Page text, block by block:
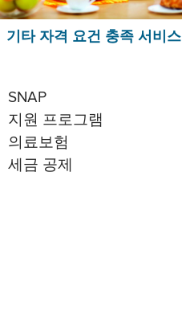
기타 자격 요건 충족 서비스
SNAP
지원 프로그램
의료보험
세금 공제